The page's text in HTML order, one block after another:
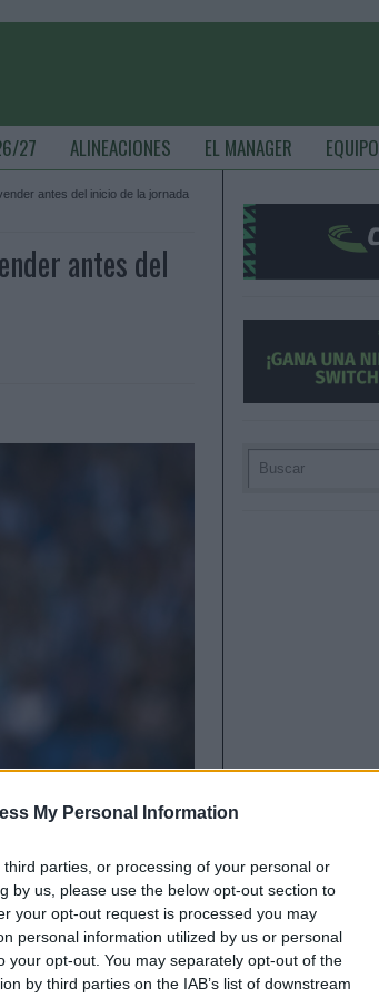
My Personal Information
parties, or processing of your personal or
by us, please use the below opt-out section to
your opt-out request is processed you may
personal information utilized by us or personal
your opt-out. You may separately opt-out of the
by third parties on the IAB’s list of downstream
27 ALINEACIONES EL MANAGER EQUIPO
antes del inicio de la jornada
antes del
un
un crack barato al